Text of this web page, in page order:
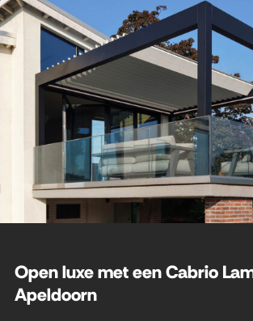
Open luxe met een Cabrio
Apeldoorn